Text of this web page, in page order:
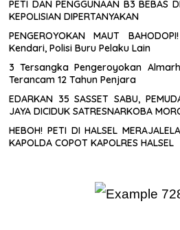
PETI DAN PENGGUNAAN B3 BEBAS
KEPOLISIAN DIPERTANYAKAN
PENGEROYOKAN MAUT
Kendari, Polisi Buru Pelaku Lain
3 Tersangka Pengeroyokan
Terancam 12 Tahun Penjara
EDARKAN 35 SASSET SABU,
JAYA DICIDUK SATRESNARKOBA
HEBOH! PETI DI HALSEL
KAPOLDA COPOT KAPOLRES HALSEL